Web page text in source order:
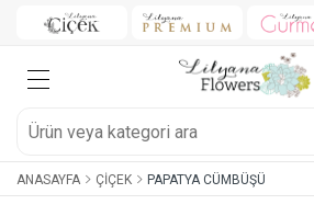
ANASAYFA ÇIÇEK PAPATYA CÜMBÜŞÜ